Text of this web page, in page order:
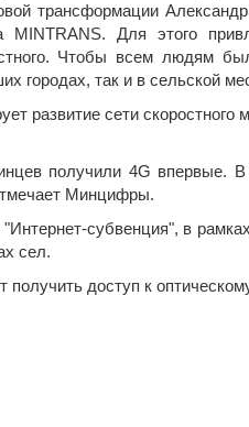
трансформации
Для этого
Чтобы всем людям
городах, так и в сельской
развитие сети скоростного
получили 4G впервые.
Минцифры.
субвенция", в
сел.
доступ к